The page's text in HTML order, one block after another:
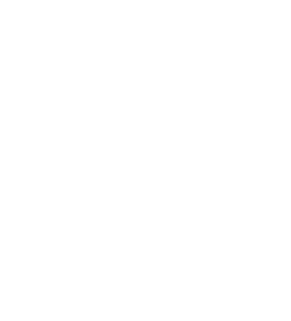
bw.de senden